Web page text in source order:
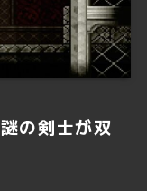
謎の剣士が双